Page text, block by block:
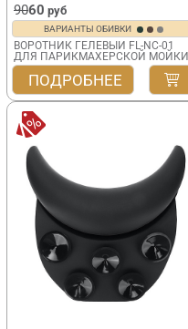
9060 руб
ВАРИАНТЫ ОБИВКИ
ВОРОТНИК ГЕЛЕВЫЙ FL-NC-01
ДЛЯ ПАРИКМАХЕРСКОЙ МОЙКИ
ПОДРОБНЕЕ